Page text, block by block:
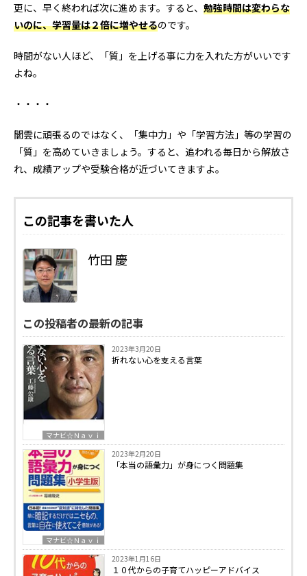
更に、早く終われば次に進めます。すると、 勉強時間は変わらな
いのに、学習量は２倍に増やせるのです。
時間がない人ほど、「質」を上げる事に力を入れた方がいいです
よね。
・・・・
闇雲に頑張るのではなく、「集中力」や「学習方法」等の学習の
「質」を高めていきましょう。すると、追われる毎日から解放さ
れ、成績アップや受験合格が近づいてきますよ。
この記事を書いた人
竹田 慶
この投稿者の最新の記事
マナビ☆Ｎａｖｉ
2023年3月20日
折れない心を支える言葉
マナビ☆Ｎａｖｉ
2023年2月20日
「本当の語彙力」が身につく問題集
2023年1月16日
１０代からの子育てハッピーアドバイス